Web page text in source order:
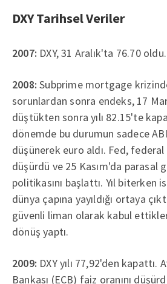
DXY Tarihsel Veriler
2007: DXY, 31 Aralık'ta 76.70 oldu.
2008:Subprime mortgage
sorunlardan sonra endeks, 17
düştükten sonra yılı 82.15'te
dönemde bu durumun sadece
düşünerek euro aldı. Fed, federal
düşürdü ve 25 Kasım'da parasal
politikasını başlattı. Yıl biterken
dünya çapına yayıldığı ortaya
güvenli liman olarak kabul
dönüş yaptı.
2009: DXY yılı 77,92'den kapattı.
Bankası (ECB) faiz oranını